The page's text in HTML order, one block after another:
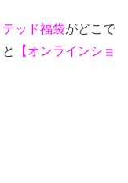
ッド福袋がどこで
と
【オンラインショ